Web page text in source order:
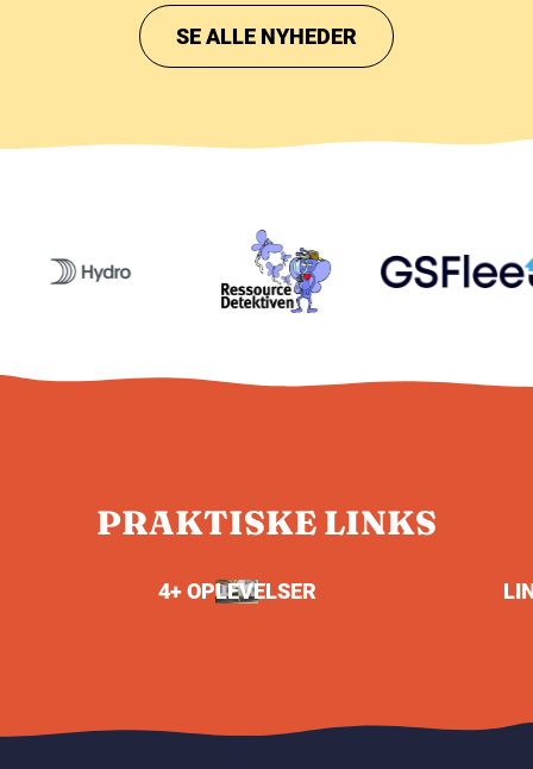
SE ALLE NYHEDER
PRAKTISKE LINKS
4+ OPLEVELSER